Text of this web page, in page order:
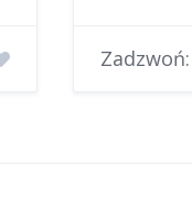
Zadzwoń: